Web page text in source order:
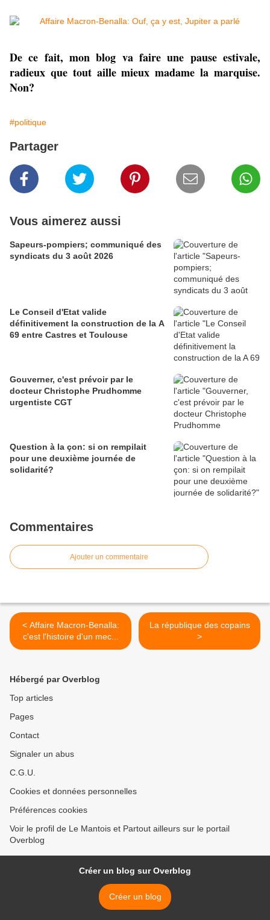
De ce fait, mon blog va faire une pause estivale,
radieux que tout aille mieux madame la marquise.
Non?
#politique
Partager
Vous aimerez aussi
Sapeurs-pompiers; communiqué des
syndicats du 3 août 2026
Le Conseil d'Etat valide
définitivement la construction de la A
69 entre Castres et Toulouse
Gouverner, c'est prévoir par le
docteur Christophe Prudhomme
urgentiste CGT
Question à la çon: si on rempilait
pour une deuxième journée de
solidarité?
Commentaires
Ajouter un commentaire
< Affaire Macron-Benalla:
c'est l'histoire d'un mec...
La république des copains
>
Hébergé par Overblog
Top articles
Pages
Contact
Signaler un abus
C.G.U.
Cookies et données personnelles
Préférences cookies
Voir le profil de Le Mantois et Partout ailleurs sur le portail
Overblog
Créer un blog sur Overblog
Créer un blog